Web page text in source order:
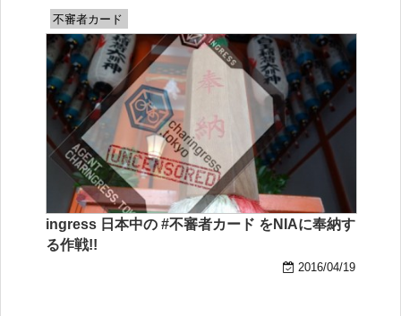
不審者カード
ingress 日本中の #不審者カード をNIAに奉納す
る作戦!!
2016/04/19